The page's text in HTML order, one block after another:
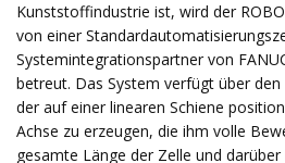
Kunststoffindustrie ist, wird der
von einer
Systemintegrationspartner von
betreut. Das System verfügt über den
der auf einer linearen Schiene
Achse zu erzeugen, die ihm volle
gesamte Länge der Zelle und